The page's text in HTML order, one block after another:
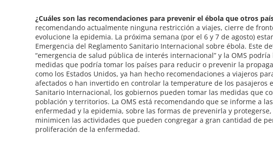
¿Cuáles son las recomendaciones para prevenir el ébola que otros
recomendando actualmente ninguna restricción a viajes, cierre de
evolucione la epidemia. La próxima semana (por el 6 y 7 de agosto)
Emergencia del Reglamento Sanitario Internacional sobre ébola. Este
“emergencia de salud pública de interés internacional” y la OMS
medidas que podría tomar los países para reducir o prevenir la
como los Estados Unidos, ya han hecho recomendaciones a viajeros
afectados o han invertido en controlar la temperature de los pasajeros
Sanitario Internacional, los gobiernos pueden tomar las medidas que
población y territorios. La OMS está recomendando que se informe a
enfermedad y la epidemia, sobre las formas de prevenirla y
minimicen las actividades que pueden congregar a gran cantidad de
proliferación de la enfermedad.